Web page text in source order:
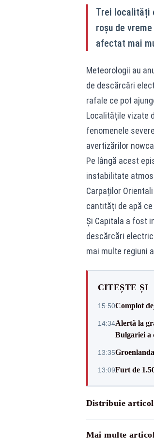
Trei localități
roșu de
afectat mai
Meteorologii au
de descărcări
rafale ce pot
Localitățile vizate
fenomenele
avertizărilor
Pe lângă acest
instabilitate
Carpaților
cantități de apă
Și Capitala a fost
descărcări
mai multe regiuni
CITEȘTE ȘI
15:50Complot
14:34Alertă la
Bulgariei a
13:35
13:09Furt de
Distribuie
Mai multe